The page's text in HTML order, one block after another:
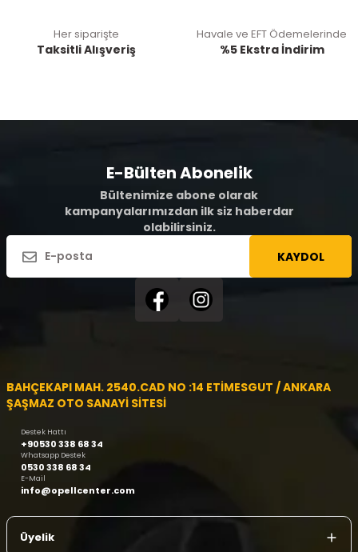
Her siparişte
Taksitli Alışveriş
Havale ve EFT Ödemelerinde
%5 Ekstra İndirim
E-Bülten Abonelik
Bültenimize abone olarak
kampanyalarımızdan ilk siz haberdar
olabilirsiniz.
KAYDOL
BAHÇEKAPI MAH. 2540.CAD NO :14 ETİMESGUT / ANKARA
ŞAŞMAZ OTO SANAYİ SİTESİ
Destek Hattı
+90530 338 68 34
Whatsapp Destek
0530 338 68 34
E-Mail
info@opellcenter.com
Üyelik